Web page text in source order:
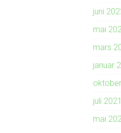
juni
mai
mars
januar
juli 2021
mai